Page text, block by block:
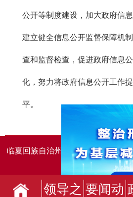
公开等制度建设，加大政府信
建立健全信息公开监督保障机
查和监督检查，促进政府信息
化，努力将政府信息公开工作
平。
临夏回族自治州人民政府办公室主办
府信息中心承
领导之 要闻动